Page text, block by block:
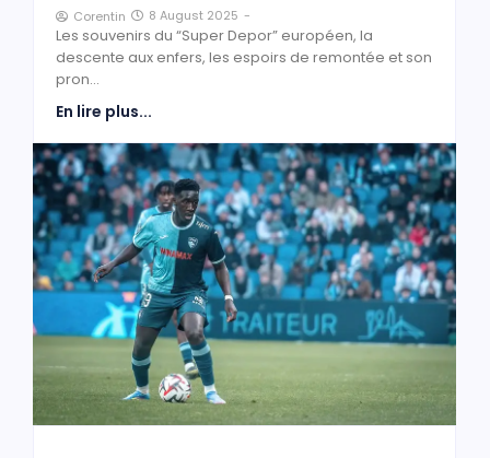
Corentin 8 August 2025 -
Les souvenirs du “Super Depor” européen, la
descente aux enfers, les espoirs de remontée et son
pron...
En lire plus...